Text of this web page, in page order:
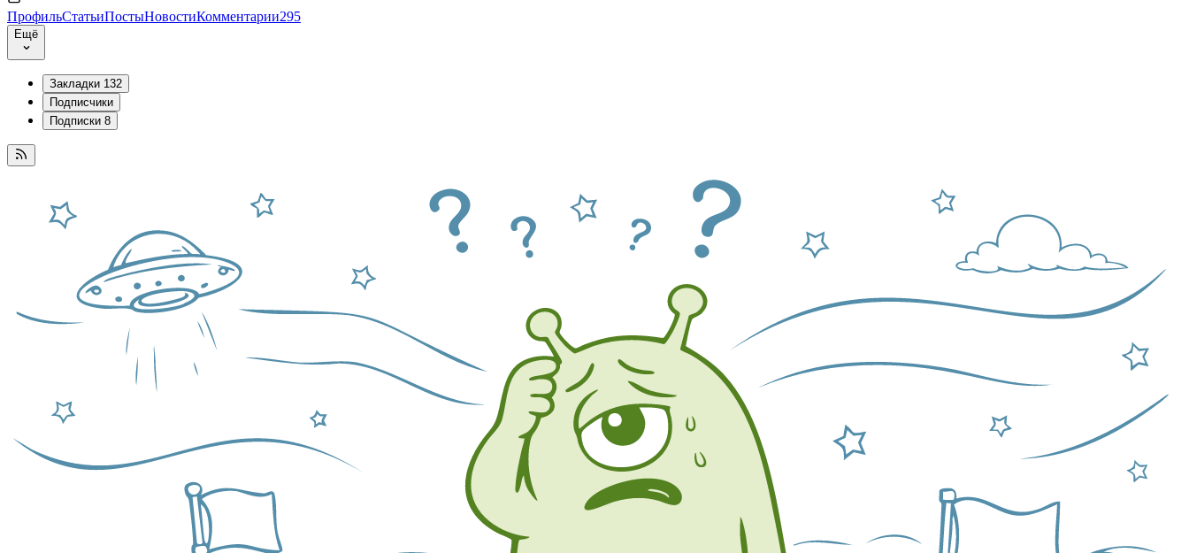
ПрофильСтатьиПостыНовостиКомментарии295
Ещё
Закладки 132
Подписчики
Подписки 8